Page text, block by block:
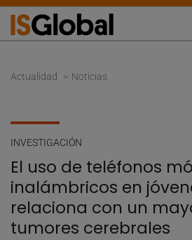
Actualidad Noticias
INVESTIGACIÓN
El uso de teléfonos
inalámbricos en
relaciona con un
tumores cerebrales